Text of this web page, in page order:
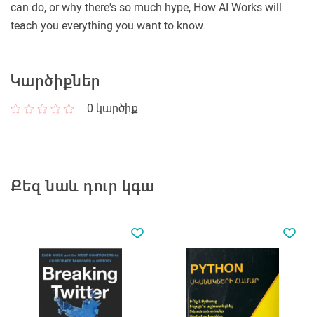
can do, or why there's so much hype, How AI Works will
teach you everything you want to know.
Կարծիքներ
0 կարծիք
Քեզ նաև դուր կգա